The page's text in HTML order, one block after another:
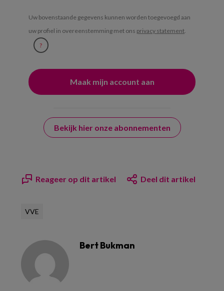
Uw bovenstaande gegevens kunnen worden toegevoegd aan
uw profiel in overeenstemming met ons privacy statement.
?
Bekijk hier onze abonnementen
Reageer op dit artikel Deel dit artikel
VVE
Bert Bukman